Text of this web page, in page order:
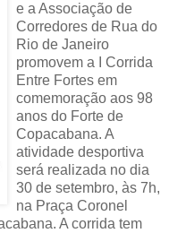
e a Associação de
Corredores de Rua do
Rio de Janeiro
promovem a I Corrida
Entre Fortes em
comemoração aos 98
anos do Forte de
Copacabana. A
atividade desportiva
será realizada no dia
30 de setembro, às 7h,
na Praça Coronel
A corrida tem